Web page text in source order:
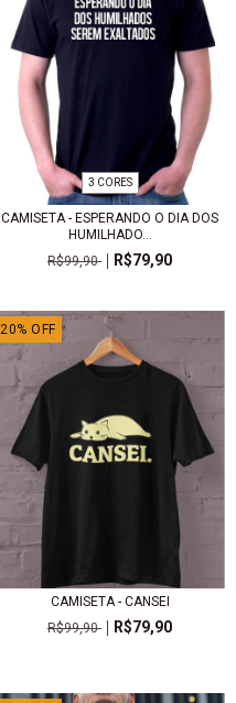
3 CORES
CAMISETA - ESPERANDO O DIA DOS
HUMILHADO...
R$99,90
R$79,90
20% OFF
CAMISETA - CANSEI
R$99,90
R$79,90